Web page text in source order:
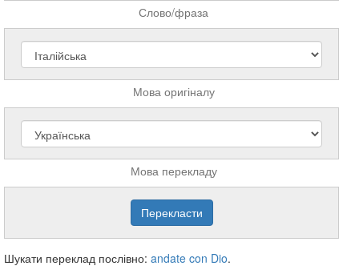
Слово/фраза
Мова оригіналу
Мова перекладу
Шукати переклад послівно: andate con Dio.